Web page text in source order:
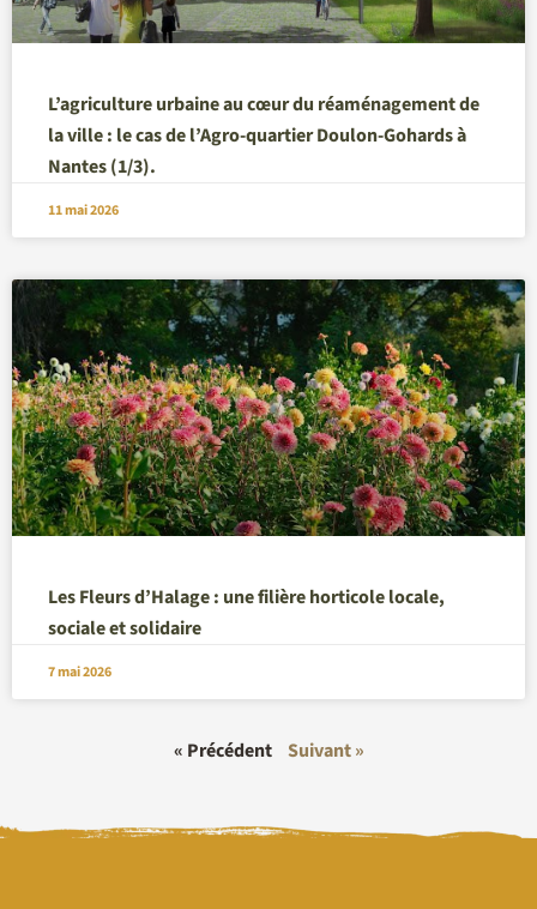
L’agriculture urbaine au cœur du réaménagement de
la ville : le cas de l’Agro-quartier Doulon-Gohards à
Nantes (1/3).
11 mai 2026
Les Fleurs d’Halage : une filière horticole locale,
sociale et solidaire
7 mai 2026
« Précédent Suivant »